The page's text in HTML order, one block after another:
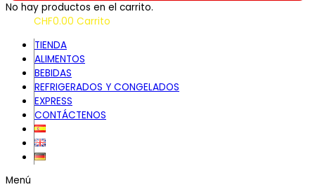
No hay productos en el carrito.
CHF0.00 Carrito
TIENDA
ALIMENTOS
BEBIDAS
REFRIGERADOS Y CONGELADOS
EXPRESS
CONTÁCTENOS
Menú